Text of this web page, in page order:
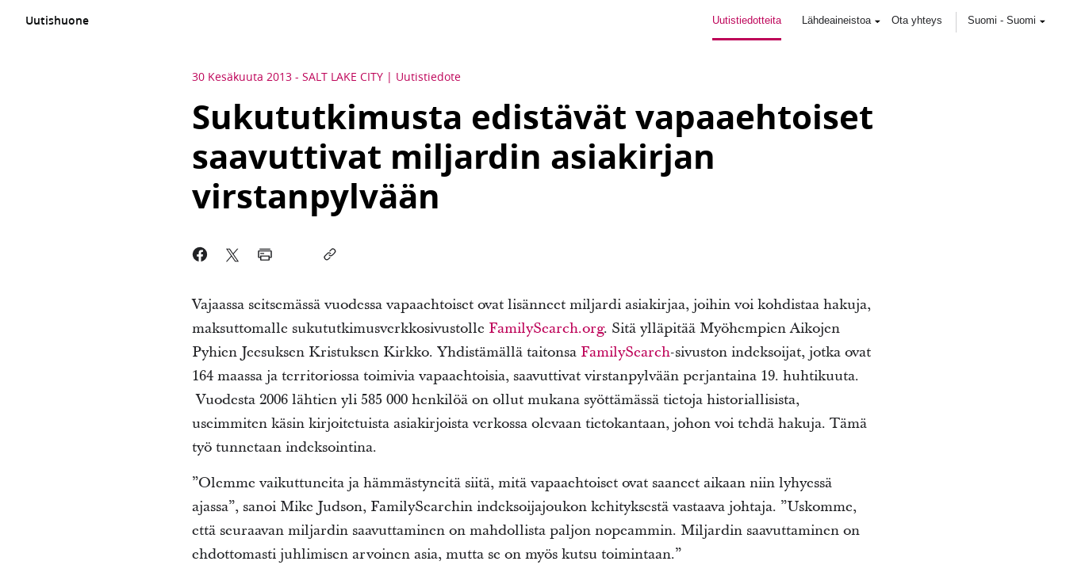
Uutishuone Uutistiedotteita Lähdeaineistoa Ota yhteys Suomi - Suomi
30 Kesäkuuta 2013 - SALT LAKE CITY Uutistiedote
Sukututkimusta edistävät vapaaehtoiset
saavuttivat miljardin asiakirjan
virstanpylvään
Vajaassa seitsemässä vuodessa vapaaehtoiset ovat lisänneet miljardi asiakirjaa, joihin voi kohdistaa hakuja,
maksuttomalle sukututkimusverkkosivustolle FamilySearch.org. Sitä ylläpitää Myöhempien Aikojen
Pyhien Jeesuksen Kristuksen Kirkko. Yhdistämällä taitonsa FamilySearch-sivuston indeksoijat, jotka ovat
164 maassa ja territoriossa toimivia vapaaehtoisia, saavuttivat virstanpylvään perjantaina 19. huhtikuuta.
Vuodesta 2006 lähtien yli 585 000 henkilöä on ollut mukana syöttämässä tietoja historiallisista,
useimmiten käsin kirjoitetuista asiakirjoista verkossa olevaan tietokantaan, johon voi tehdä hakuja. Tämä
työ tunnetaan indeksointina.
”Olemme vaikuttuneita ja hämmästyneitä siitä, mitä vapaaehtoiset ovat saaneet aikaan niin lyhyessä
ajassa”, sanoi Mike Judson, FamilySearchin indeksoijajoukon kehityksestä vastaava johtaja. ”Uskomme,
että seuraavan miljardin saavuttaminen on mahdollista paljon nopeammin. Miljardin saavuttaminen on
ehdottomasti juhlimisen arvoinen asia, mutta se on myös kutsu toimintaan.”